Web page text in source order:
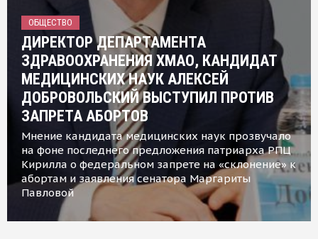
ОБЩЕСТВО
ДИРЕКТОР ДЕПАРТАМЕНТА
ЗДРАВООХРАНЕНИЯ ХМАО, КАНДИДАТ
МЕДИЦИНСКИХ НАУК АЛЕКСЕЙ
ДОБРОВОЛЬСКИЙ ВЫСТУПИЛ ПРОТИВ
ЗАПРЕТА АБОРТОВ
Мнение кандидата медицинских наук прозвучало
на фоне последнего предложения патриарха РПЦ
Кирилла о федеральном запрете на «склонение» к
абортам и заявления сенатора Маргариты
Павловой